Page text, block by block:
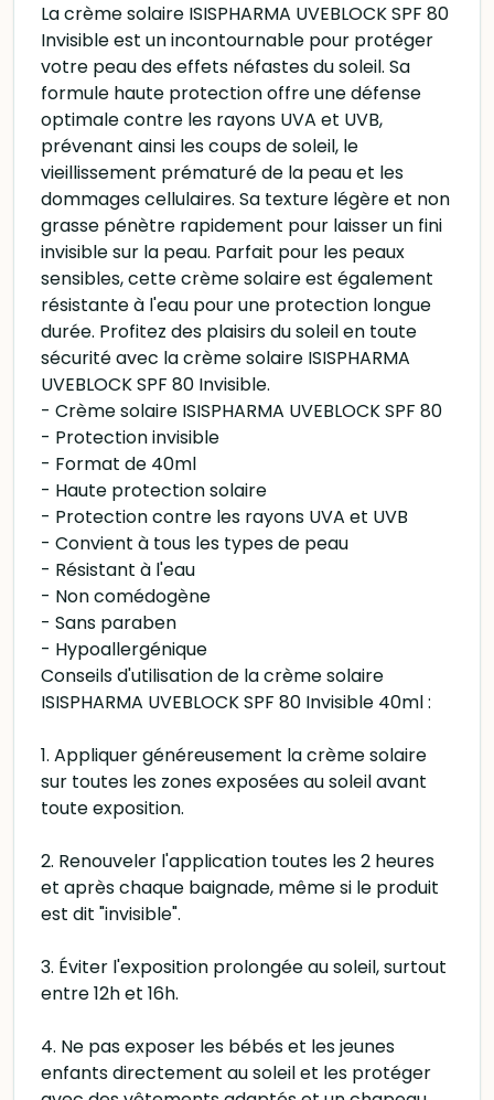
La crème solaire ISISPHARMA UVEBLOCK SPF 80
Invisible est un incontournable pour protéger
votre peau des effets néfastes du soleil. Sa
formule haute protection offre une défense
optimale contre les rayons UVA et UVB,
prévenant ainsi les coups de soleil, le
vieillissement prématuré de la peau et les
dommages cellulaires. Sa texture légère et non
grasse pénètre rapidement pour laisser un fini
invisible sur la peau. Parfait pour les peaux
sensibles, cette crème solaire est également
résistante à l'eau pour une protection longue
durée. Profitez des plaisirs du soleil en toute
sécurité avec la crème solaire ISISPHARMA
UVEBLOCK SPF 80 Invisible.
- Crème solaire ISISPHARMA UVEBLOCK SPF 80
- Protection invisible
- Format de 40ml
- Haute protection solaire
- Protection contre les rayons UVA et UVB
- Convient à tous les types de peau
- Résistant à l'eau
- Non comédogène
- Sans paraben
- Hypoallergénique
Conseils d'utilisation de la crème solaire
ISISPHARMA UVEBLOCK SPF 80 Invisible 40ml :
1. Appliquer généreusement la crème solaire
sur toutes les zones exposées au soleil avant
toute exposition.
2. Renouveler l'application toutes les 2 heures
et après chaque baignade, même si le produit
est dit "invisible".
3. Éviter l'exposition prolongée au soleil, surtout
entre 12h et 16h.
4. Ne pas exposer les bébés et les jeunes
enfants directement au soleil et les protéger